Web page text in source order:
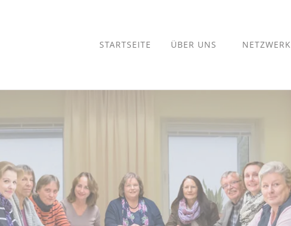
STARTSEITE ÜBER UNS NETZWERK